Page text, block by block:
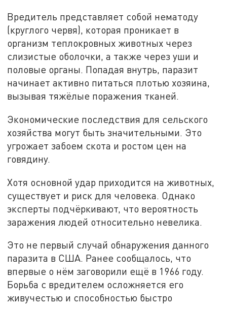
Вредитель представляет собой нематоду
(круглого червя), которая проникает в
организм теплокровных животных через
слизистые оболочки, а также через уши и
половые органы. Попадая внутрь, паразит
начинает активно питаться плотью хозяина,
вызывая тяжёлые поражения тканей.
Экономические последствия для сельского
хозяйства могут быть значительными. Это
угрожает забоем скота и ростом цен на
говядину.
Хотя основной удар приходится на животных,
существует и риск для человека. Однако
эксперты подчёркивают, что вероятность
заражения людей относительно невелика.
Это не первый случай обнаружения данного
паразита в США. Ранее сообщалось, что
впервые о нём заговорили ещё в 1966 году.
Борьба с вредителем осложняется его
живучестью и способностью быстро